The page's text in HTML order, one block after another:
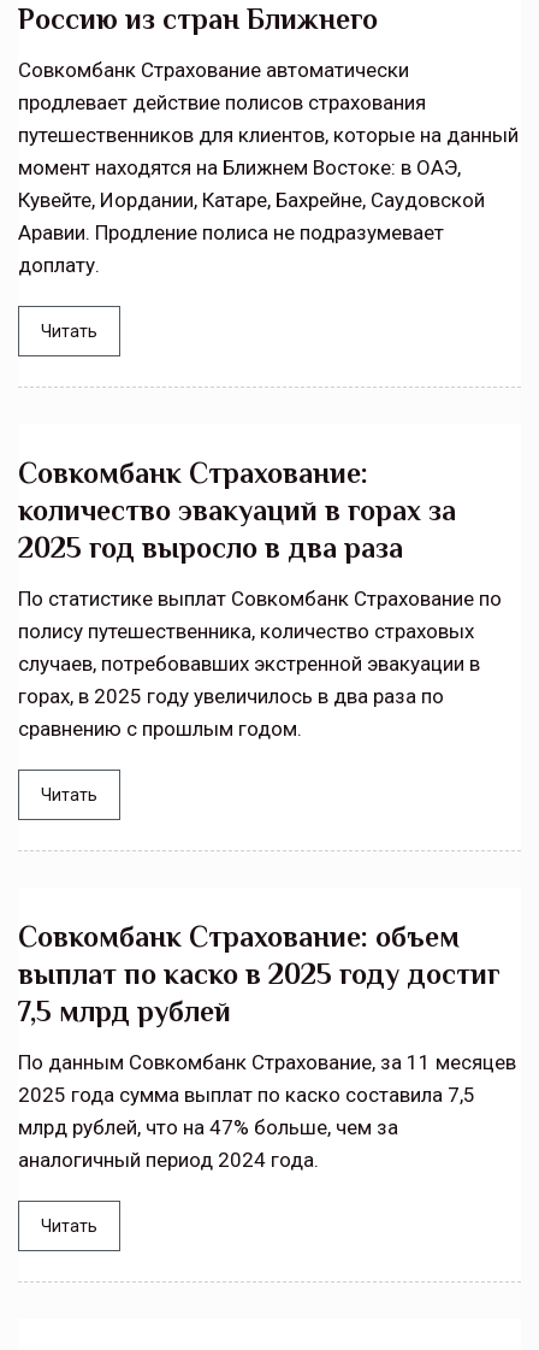
Россию из стран Ближнего
Совкомбанк Страхование автоматически
продлевает действие полисов страхования
путешественников для клиентов, которые на данный
момент находятся на Ближнем Востоке: в ОАЭ,
Кувейте, Иордании, Катаре, Бахрейне, Саудовской
Аравии. Продление полиса не подразумевает
доплату.
Читать
Совкомбанк Страхование:
количество эвакуаций в горах за
2025 год выросло в два раза
По статистике выплат Совкомбанк Страхование по
полису путешественника, количество страховых
случаев, потребовавших экстренной эвакуации в
горах, в 2025 году увеличилось в два раза по
сравнению с прошлым годом.
Читать
Совкомбанк Страхование: объем
выплат по каско в 2025 году достиг
7,5 млрд рублей
По данным Совкомбанк Страхование, за 11 месяцев
2025 года сумма выплат по каско составила 7,5
млрд рублей, что на 47% больше, чем за
аналогичный период 2024 года.
Читать